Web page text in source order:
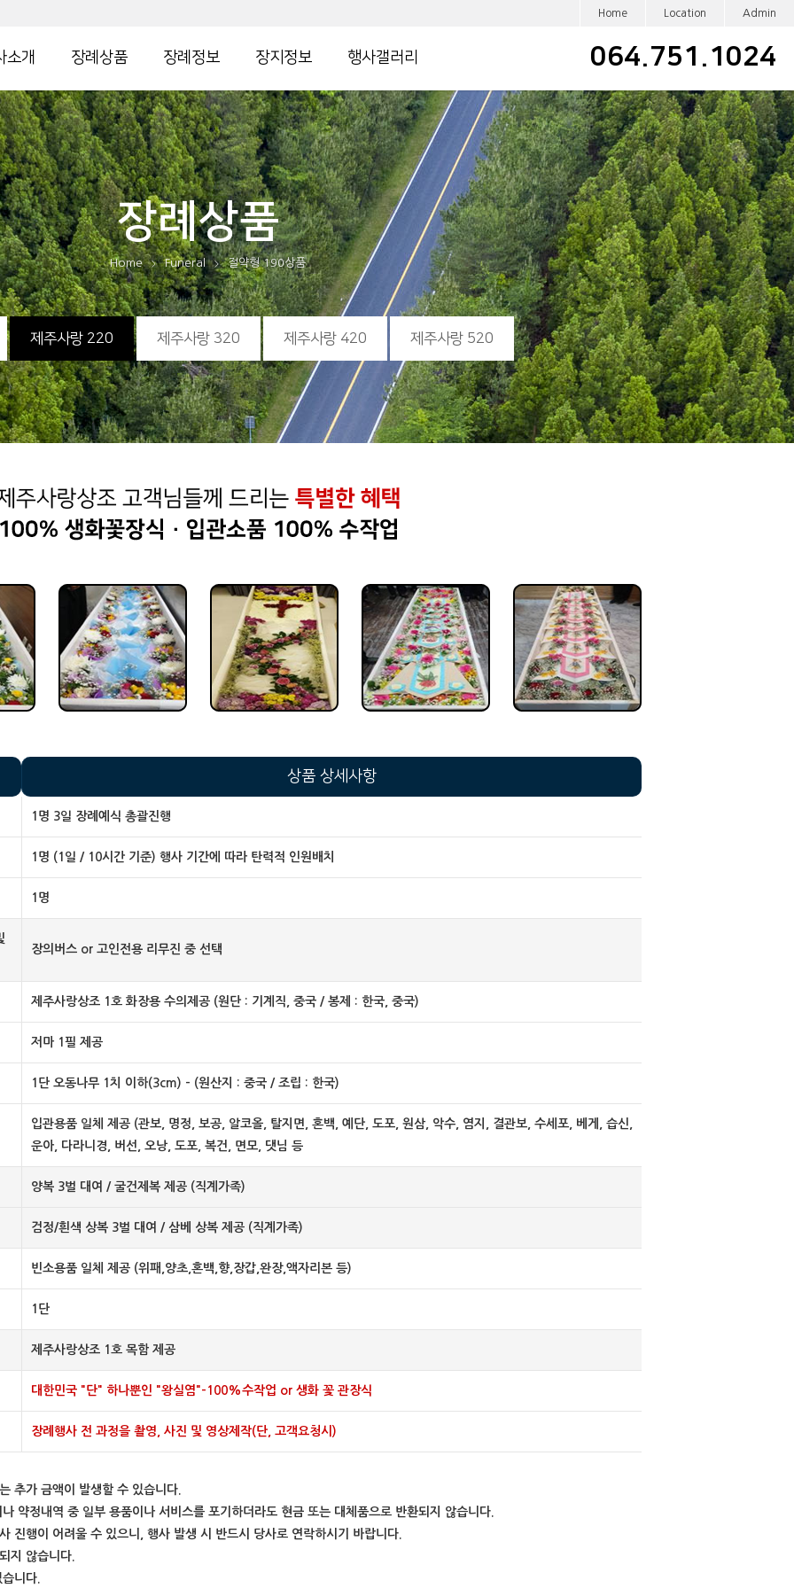
Home Location Admin
소개 장례상품 장례정보 장지정보 행사갤러리 064.751.1024
장례상품
Home Funeral 절약형 190상품
제주사랑 220 제주사랑 320 제주사랑 420 제주사랑 520
상품 상세사항
1명 3일 장례예식 총괄진행
1명 (1일 / 10시간 기준) 행사 기간에 따라 탄력적 인원배치
1명
장의버스 or 고인전용 리무진 중 선택
제주사랑상조 1호 화장용 수의제공 (원단 : 기계직, 중국 / 봉제 : 한국, 중국)
저마 1필 제공
1단 오동나무 1치 이하(3cm) - (원산지 : 중국 / 조립 : 한국)
입관용품 일체 제공 (관보, 명정, 보공, 알코올, 탈지면, 혼백, 예단, 도포, 원삼, 악수, 염지, 결관보, 수세포, 베게, 습신,
운아, 다라니경, 버선, 오낭, 도포, 복건, 면모, 댓님 등
양복 3벌 대여 / 굴건제복 제공 (직계가족)
검정/흰색 상복 3벌 대여 / 삼베 상복 제공 (직계가족)
빈소용품 일체 제공 (위패,양초,혼백,향,장갑,완장,액자리본 등)
1단
제주사랑상조 1호 목함 제공
대한민국 "단" 하나뿐인 "왕실염"-100%수작업 or 생화 꽃 관장식
장례행사 전 과정을 촬영, 사진 및 영상제작(단, 고객요청시)
추가 금액이 발생할 수 있습니다.
약정내역 중 일부 용품이나 서비스를 포기하더라도 현금 또는 대체품으로 반환되지 않습니다.
진행이 어려울 수 있으니, 행사 발생 시 반드시 당사로 연락하시기 바랍니다.
지 않습니다.
니다.